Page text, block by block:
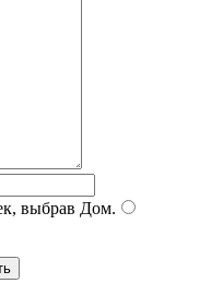
выбрав Дом.